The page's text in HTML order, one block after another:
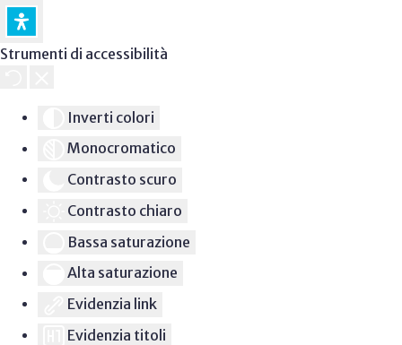
Strumenti di accessibilità
Inverti colori
Monocromatico
Contrasto scuro
Contrasto chiaro
Bassa saturazione
Alta saturazione
Evidenzia link
Evidenzia titoli